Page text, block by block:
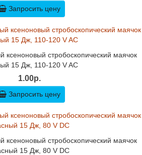
Запросить цену
стробоскопический маячок
15 Дж, 110-120 V AC
1.00р.
Запросить цену
стробоскопический маячок
15 Дж, 80 V DC